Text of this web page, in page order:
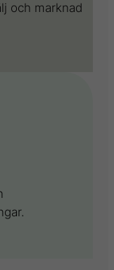
och marknad